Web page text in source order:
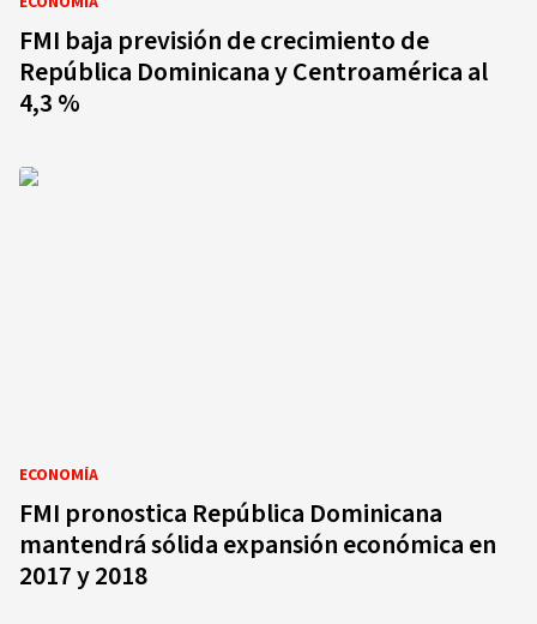
FMI baja previsión de crecimiento de
República Dominicana y Centroamérica al
4,3 %
ECONOMÍA
FMI pronostica República Dominicana
mantendrá sólida expansión económica en
2017 y 2018